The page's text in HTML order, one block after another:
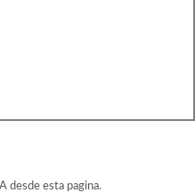
desde esta pagina.